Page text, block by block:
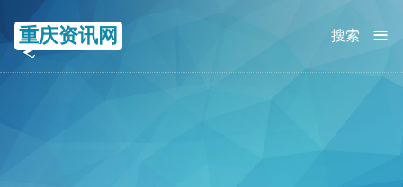
重庆资讯网 ≡
搜索